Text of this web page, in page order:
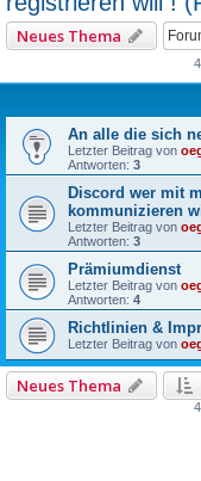
Neues Thema
An alle die sich
Letzter Beitrag von
Antworten: 3
Discord wer mit
kommunizieren
Letzter Beitrag von
Antworten: 3
Prämiumdienst
Letzter Beitrag von
Antworten: 4
Richtlinien &
Letzter Beitrag von
Neues Thema